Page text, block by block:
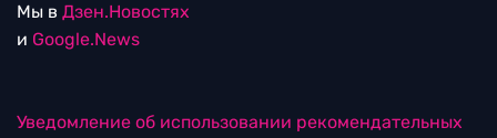
Мы в Дзен.Новостях
и Google.News
Уведомление об использовании рекомендательных